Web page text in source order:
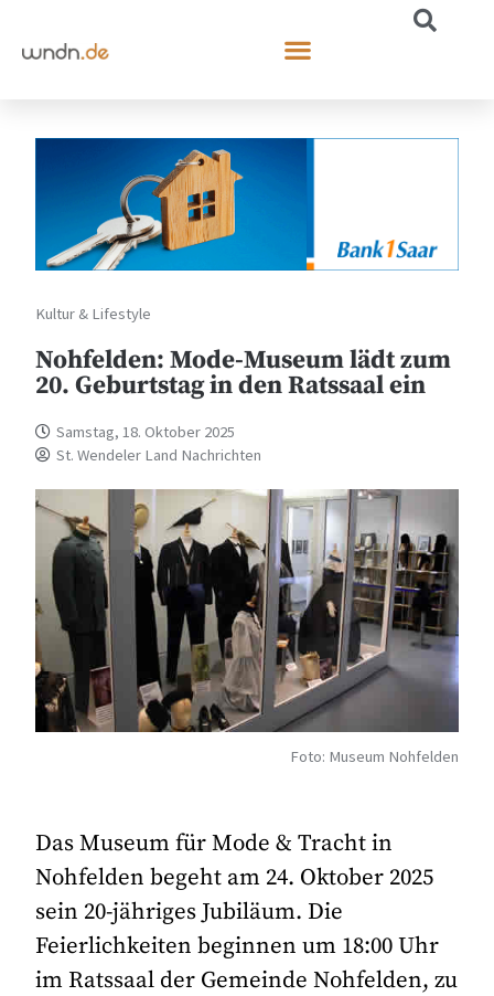
Kultur & Lifestyle
Nohfelden: Mode-Museum lädt zum
20. Geburtstag in den Ratssaal ein
Samstag, 18. Oktober 2025
St. Wendeler Land Nachrichten
Foto: Museum Nohfelden
Das Museum für Mode & Tracht in
Nohfelden begeht am 24. Oktober 2025
sein 20-jähriges Jubiläum. Die
Feierlichkeiten beginnen um 18:00 Uhr
im Ratssaal der Gemeinde Nohfelden, zu